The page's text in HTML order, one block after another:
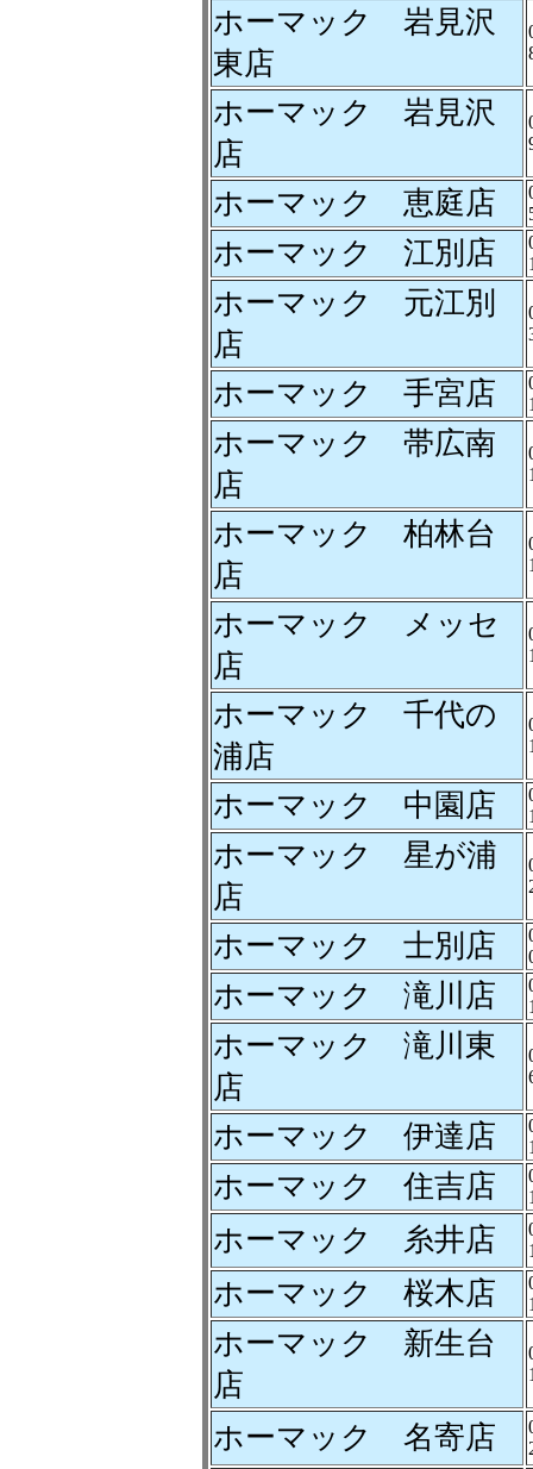
ホーマック 岩見沢
東店
ホーマック 岩見沢
店
ホーマック 恵庭店
ホーマック 江別店
ホーマック 元江別
店
ホーマック 手宮店
ホーマック 帯広南
店
ホーマック 柏林台
店
ホーマック メッセ
店
ホーマック 千代の
浦店
ホーマック 中園店
ホーマック 星が浦
店
ホーマック 士別店
ホーマック 滝川店
ホーマック 滝川東
店
ホーマック 伊達店
ホーマック 住吉店
ホーマック 糸井店
ホーマック 桜木店
ホーマック 新生台
店
ホーマック 名寄店